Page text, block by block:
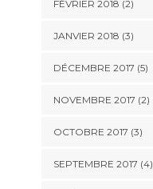
FÉVRIER 2018 (2)
JANVIER 2018 (3)
DÉCEMBRE 2017 (5)
NOVEMBRE 2017 (2)
OCTOBRE 2017 (3)
SEPTEMBRE 2017 (4)